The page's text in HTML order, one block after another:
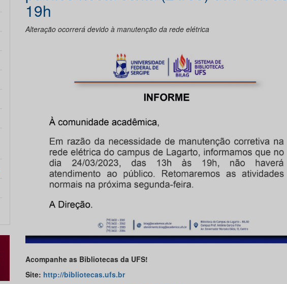
19h
Alteração ocorrerá devido à manutenção da rede elétrica
Acompanhe as Bibliotecas da UFS!
Site: http://bibliotecas.ufs.br